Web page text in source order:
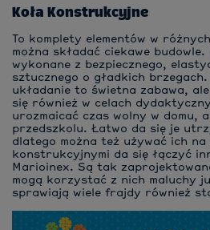
Koła Konstrukcyjne
To komplety elementów w
można składać ciekawe
wykonane z bezpiecznego,
sztucznego o gładkich brzegach.
układanie to świetna zabawa,
się również w celach
urozmaicać czas wolny w domu,
przedszkolu. Łatwo da się je
dlatego można też używać ich
konstrukcyjnymi da się łączyć
Marioinex. Są tak
mogą korzystać z nich maluchy
sprawiają wiele frajdy również